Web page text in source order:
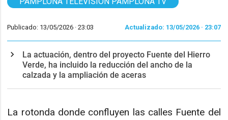
Publicado: 13/05/2026 ·23:03 Actualizado: 13/05/2026 · 23:07
La actuación, dentro del proyecto Fuente del Hierro
Verde, ha incluido la reducción del ancho de la
calzada y la ampliación de aceras
La rotonda donde confluyen las calles Fuente del